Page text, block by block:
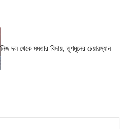
নিজ দল থেকে মমতার বিদায়, তৃণমূলের চেয়ারম্যান